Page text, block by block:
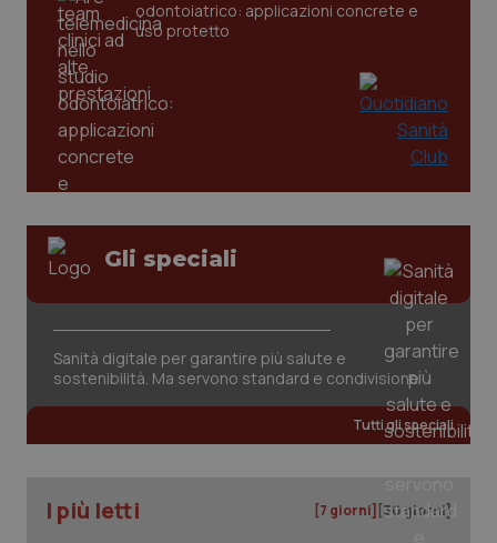
odontoiatrico: applicazioni concrete e
uso protetto
Gli speciali
Sanità digitale per garantire più salute e
sostenibilità. Ma servono standard e condivisione
Tutti gli speciali
I più letti [7 giorni] [30 giorni]
CookieScriptConsent
www.quotidianosanita.it